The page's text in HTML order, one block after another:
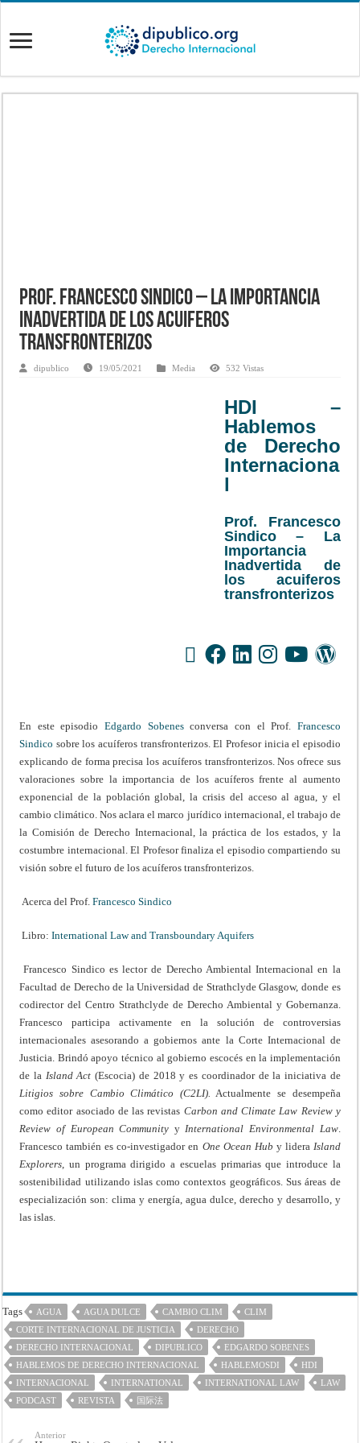
Prof. Francesco Sindico – La Importancia
Inadvertida de los acuiferos
transfronterizos
dipublico 19/05/2021 Media 532 Vistas
HDI –
Hablemos
de Derecho
Internaciona
l
Prof. Francesco
Sindico – La
Importancia
Inadvertida de
los acuiferos
transfronterizos
En este episodioEdgardo Sobenesconversa con el Prof. Francesco
Sindico sobre los acuíferos transfronterizos. El Profesor inicia el episodio
explicando de forma precisa los acuíferos transfronterizos. Nos ofrece sus
valoraciones sobre la importancia de los acuíferos frente al aumento
exponencial de la población global, la crisis del acceso al agua, y el
cambio climático. Nos aclara el marco jurídico internacional, el trabajo de
la Comisión de Derecho Internacional, la práctica de los estados, y la
costumbre internacional. El Profesor finaliza el episodio compartiendo su
visión sobre el futuro de los acuíferos transfronterizos.
Acerca del Prof.Francesco Sindico
Libro:International Law and Transboundary Aquifers
Francesco Sindico es lector de Derecho Ambiental Internacional en la
Facultad de Derecho de la Universidad de Strathclyde Glasgow, donde es
codirector del Centro Strathclyde de Derecho Ambiental y Gobernanza.
Francesco participa activamente en la solución de controversias
internacionales asesorando a gobiernos ante la Corte Internacional de
Justicia. Brindó apoyo técnico al gobierno escocés en la implementación
de la Island Act (Escocia) de 2018 y es coordinador de la iniciativa de
Litigios sobre Cambio Climático (C2LI). Actualmente se desempeña
como editor asociado de las revistas Carbon and Climate Law Review y
Review of European Community yInternational Environmental Law.
Francesco también es co-investigador en One Ocean Hub y lidera Island
Explorers, un programa dirigido a escuelas primarias que introduce la
sostenibilidad utilizando islas como contextos geográficos. Sus áreas de
especialización son: clima y energía, agua dulce, derecho y desarrollo, y
las islas.
Tags AGUA AGUA DULCE CAMBIO CLIM
CLIM
CORTE INTERNACIONAL DE JUSTICIA
DERECHO
DERECHO INTERNACIONAL
DIPUBLICO
EDGARDO SOBENES
HABLEMOS DE DERECHO INTERNACIONAL
HABLEMOSDI
HDI
INTERNACIONAL
INTERNATIONAL INTERNATIONAL LAW
LAW
PODCAST
REVISTA 国际法
Anterior